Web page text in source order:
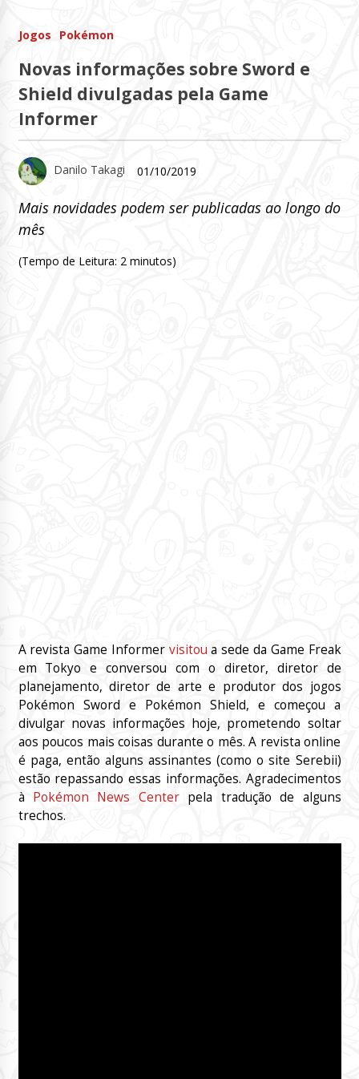
Jogos Pokémon
Novas informações sobre Sword e
Shield divulgadas pela Game
Informer
Danilo Takagi 01/10/2019
Mais novidades podem ser publicadas ao longo do
mês
(Tempo de Leitura: 2 minutos)
A revista Game Informer visitou a sede da Game Freak
em Tokyo e conversou com o diretor, diretor de
planejamento, diretor de arte e produtor dos jogos
Pokémon Sword e Pokémon Shield, e começou a
divulgar novas informações hoje, prometendo soltar
aos poucos mais coisas durante o mês. A revista online
é paga, então alguns assinantes (como o site Serebii)
estão repassando essas informações. Agradecimentos
à Pokémon News Centerpela tradução de alguns
trechos.